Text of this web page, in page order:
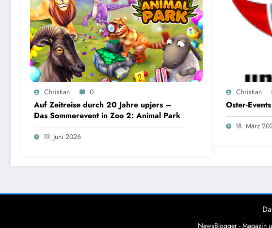
Christian 0
Auf Zeitreise durch 20 Jahre upjers –
Das Sommerevent in Zoo 2: Animal Park
19. Juni 2026
Christian
Oster-
18. März
NewsBlogger - Magazin